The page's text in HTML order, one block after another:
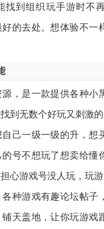
找到组织玩手游时不
的去处。想体验不一
，是一款提供各种小
到无数个好玩又刺激的
己一级一级的升，想
号不想玩了想卖给懂
心游戏号没人玩，玩游
种游戏有趣论坛帖子
天盖地，让你玩游戏